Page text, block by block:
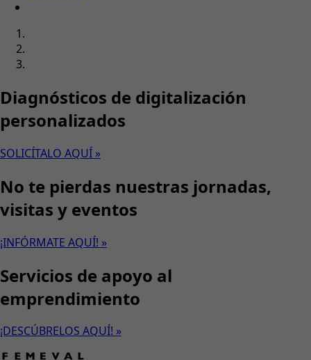
Diagnósticos de digitalización
personalizados
SOLICÍTALO AQUÍ »
No te pierdas nuestras jornadas,
visitas y eventos
¡INFÓRMATE AQUÍ! »
Servicios de apoyo al
emprendimiento
¡DESCÚBRELOS AQUÍ! »